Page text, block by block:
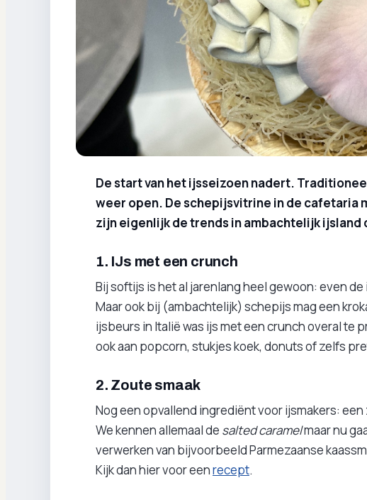
De start van het ijsseizoen nadert.
weer open. De schepijsvitrine in de cafetaria
zijn eigenlijk de trends in ambachtelijk ijsland
1. IJs met een crunch
Bij softijs is het al jarenlang heel gewoon: even
Maar ook bij (ambachtelijk) schepijs mag een
ijsbeurs in Italië was ijs met een crunch overal te
ook aan popcorn, stukjes koek, donuts of zelfs
2. Zoute smaak
Nog een opvallend ingrediënt voor ijsmakers:
We kennen allemaal de salted caramelmaar nu
verwerken van bijvoorbeeld Parmezaanse
Kijk dan hier voor eenrecept.